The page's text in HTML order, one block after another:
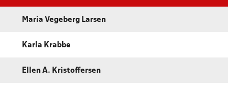
Maria Vegeberg Larsen
Karla Krabbe
Ellen A. Kristoffersen